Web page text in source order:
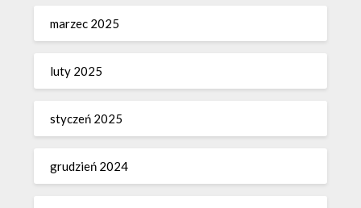
marzec 2025
luty 2025
styczeń 2025
grudzień 2024